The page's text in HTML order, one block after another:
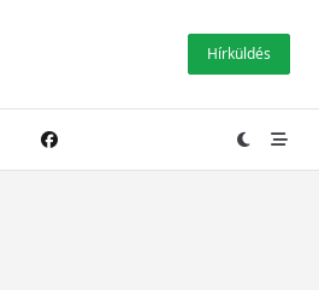
Hírküldés